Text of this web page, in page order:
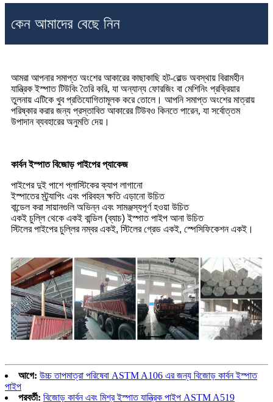
কেন আমাদের বেছে নিন
আমরা আপনার সমাপ্ত অংশের আকারের কাছাকাছি হট-রোল্ড অবস্থায় বিরামহীন
যান্ত্রিক ইস্পাত টিউবিং তৈরি করি, যা অন্যান্য ফোরজিং বা মেশিনিং প্রক্রিয়ার
তুলনায় এটিকে খুব প্রতিযোগিতামূলক করে তোলে। আপনি সমাপ্ত অংশের মাত্রায়
পরিষ্কার করার জন্য প্রস্তাবিত আকারের টিউবও কিনতে পারেন, যা সর্বোত্তম
উপাদান ব্যবহারের অনুমতি দেয়।
কার্বন ইস্পাত বিজোড় পাইপের প্যাকেজ
পাইপের দুই পাশে প্লাস্টিকের ক্যাপ লাগানো
ইস্পাতের স্ট্র্যাপিং এবং পরিবহন ক্ষতি এড়ানো উচিত
বান্ডেল করা সায়ানগুলি অভিন্ন এবং সামঞ্জস্যপূর্ণ হওয়া উচিত
একই চুল্লি থেকে একই বান্ডিল (ব্যাচ) ইস্পাত পাইপ আনা উচিত
স্টিলের পাইপের চুল্লির নম্বর একই, স্টিলের গ্রেড একই, স্পেসিফিকেশন একই।
আগে: উচ্চ তাপমাত্রা পরিষেবা ASTM A106 এর জন্য বিজোড় কার্বন ইস্পাত
পাইপ
পরবর্তী: বিজোড় কার্বন এবং মিশ্র ইস্পাত যান্ত্রিক পাইপ ASTM A519